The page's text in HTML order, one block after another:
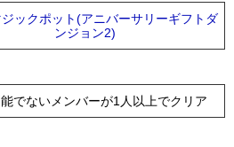
ジックポット(アニバーサリーギフトダ
ンジョン2)
でないメンバーが1人以上でクリア